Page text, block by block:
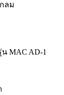
ลม
MAC AD-1